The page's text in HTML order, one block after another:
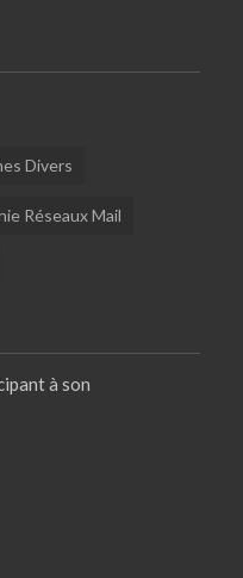
Divers
Réseaux Mail
à son